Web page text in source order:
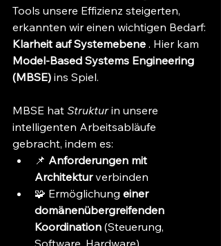
Tools unsere Effizienz steigerten,
erkannten wir einen wichtigen Bedarf:
Klarheit auf Systemebene . Hier kam
Model-Based Systems Engineering
(MBSE) ins Spiel.
MBSE hat Struktur in unsere
intelligenten Arbeitsabläufe
gebracht, indem es:
📌 Anforderungen mit
Architektur verbinden
🧩 Ermöglichung einer
domänenübergreifenden
Koordination (Steuerung,
Software, Hardware)